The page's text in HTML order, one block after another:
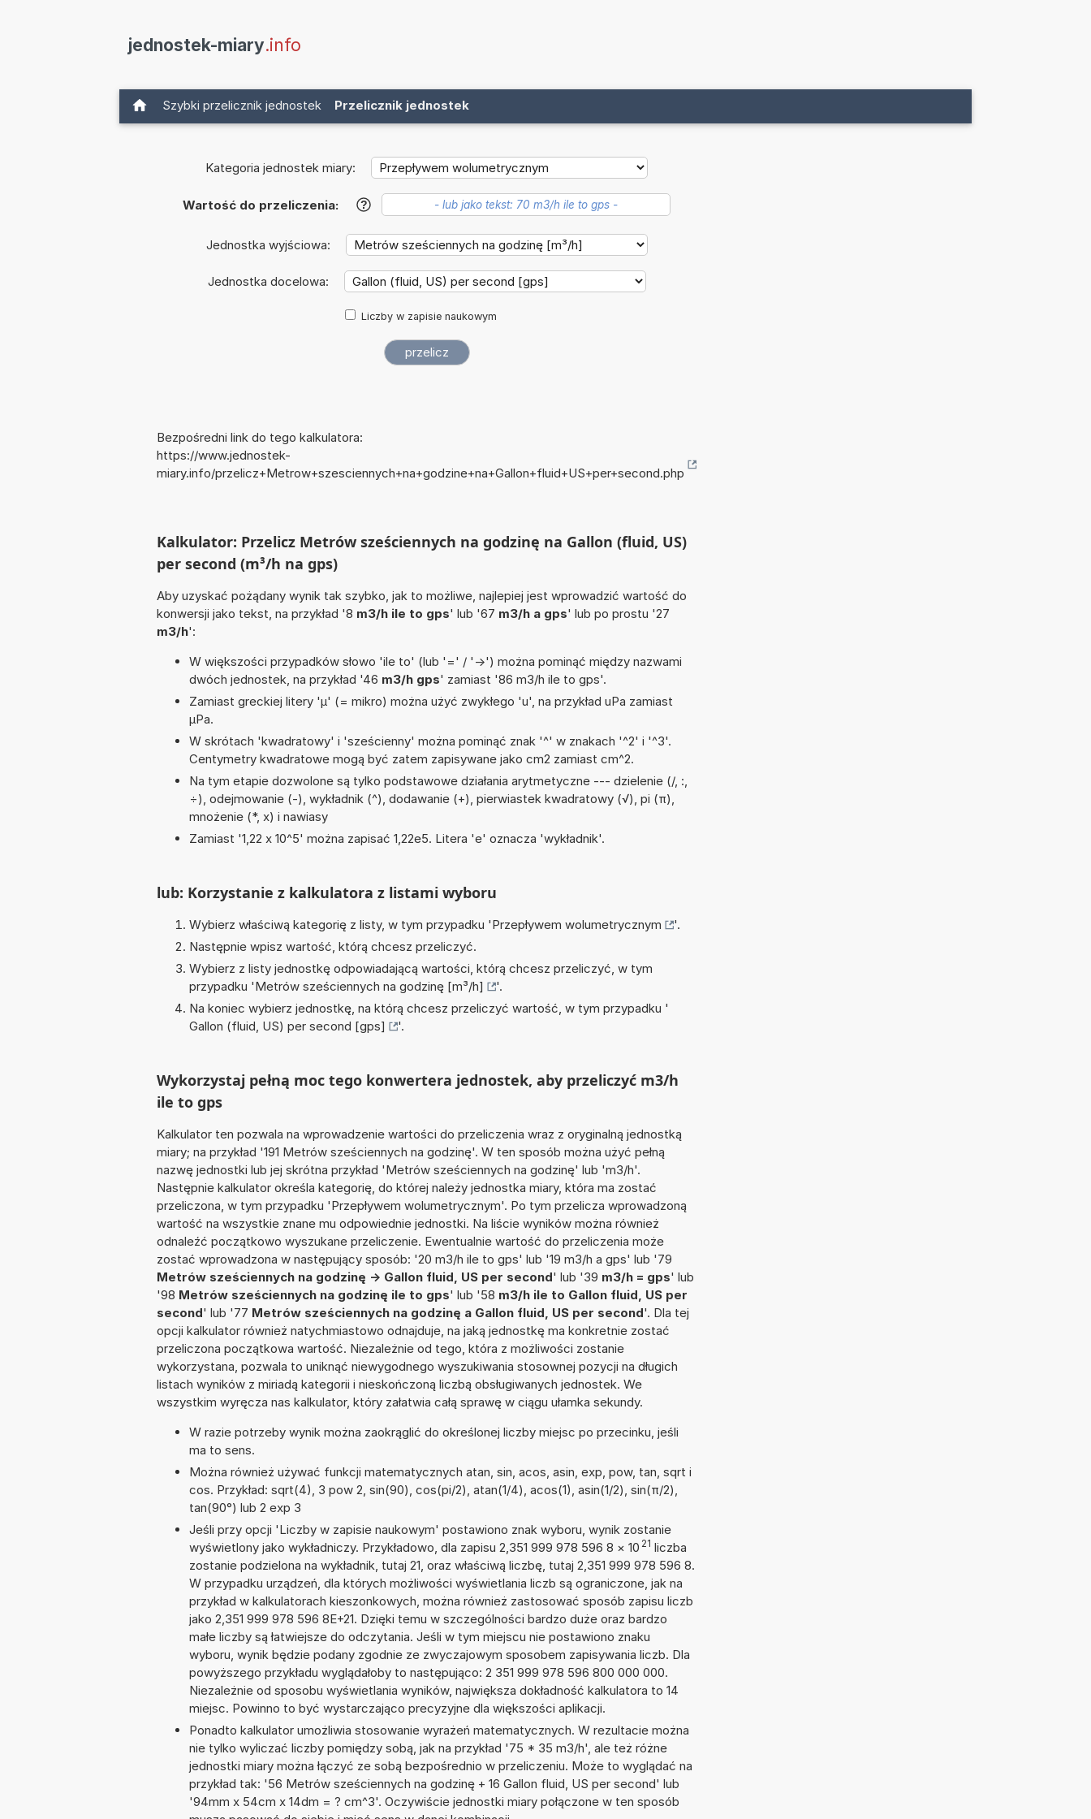
jednostek-miary.info
Szybki przelicznik jednostek Przelicznik jednostek
Kategoria jednostek miary:
Wartość do przeliczenia: ?
Jednostka wyjściowa:
Jednostka docelowa:
Liczby w zapisie naukowym
Bezpośredni link do tego kalkulatora:
https://www.jednostek-
miary.info/przelicz+Metrow+szesciennych+na+godzine+na+Gallon+fluid+US+per+second.php
Kalkulator: Przelicz Metrów sześciennych na godzinę na Gallon (fluid, US)
per second (m³/h na gps)
Aby uzyskać pożądany wynik tak szybko, jak to możliwe, najlepiej jest wprowadzić wartość do
konwersji jako tekst, na przykład '8 m3/h ile to gps' lub '67 m3/h a gps' lub po prostu '27
m3/h':
W większości przypadków słowo 'ile to' (lub '=' / '->') można pominąć między nazwami
dwóch jednostek, na przykład '46 m3/h gps' zamiast '86 m3/h ile to gps'.
Zamiast greckiej litery 'µ' (= mikro) można użyć zwykłego 'u', na przykład uPa zamiast
µPa.
W skrótach 'kwadratowy' i 'sześcienny' można pominąć znak '^' w znakach '^2' i '^3'.
Centymetry kwadratowe mogą być zatem zapisywane jako cm2 zamiast cm^2.
Na tym etapie dozwolone są tylko podstawowe działania arytmetyczne --- dzielenie (/, :,
÷), odejmowanie (-), wykładnik (^), dodawanie (+), pierwiastek kwadratowy (√), pi (π),
mnożenie (*, x) i nawiasy
Zamiast '1,22 x 10^5' można zapisać 1,22e5. Litera 'e' oznacza 'wykładnik'.
lub: Korzystanie z kalkulatora z listami wyboru
Wybierz właściwą kategorię z listy, w tym przypadku 'Przepływem wolumetrycznym
'.
Następnie wpisz wartość, którą chcesz przeliczyć.
Wybierz z listy jednostkę odpowiadającą wartości, którą chcesz przeliczyć, w tym
przypadku 'Metrów sześciennych na godzinę [m³/h]
'.
Na koniec wybierz jednostkę, na którą chcesz przeliczyć wartość, w tym przypadku '
Gallon (fluid, US) per second [gps]
'.
Wykorzystaj pełną moc tego konwertera jednostek, aby przeliczyć m3/h
ile to gps
Kalkulator ten pozwala na wprowadzenie wartości do przeliczenia wraz z oryginalną jednostką
miary; na przykład '191 Metrów sześciennych na godzinę'. W ten sposób można użyć pełną
nazwę jednostki lub jej skrótna przykład 'Metrów sześciennych na godzinę' lub 'm3/h'.
Następnie kalkulator określa kategorię, do której należy jednostka miary, która ma zostać
przeliczona, w tym przypadku 'Przepływem wolumetrycznym'. Po tym przelicza wprowadzoną
wartość na wszystkie znane mu odpowiednie jednostki. Na liście wyników można również
odnaleźć początkowo wyszukane przeliczenie. Ewentualnie wartość do przeliczenia może
zostać wprowadzona w następujący sposób: '20 m3/h ile to gps' lub '19 m3/h a gps' lub '79
Metrów sześciennych na godzinę -> Gallon fluid, US per second' lub '39 m3/h = gps' lub
'98 Metrów sześciennych na godzinę ile to gps' lub '58 m3/h ile to Gallon fluid, US per
second' lub '77 Metrów sześciennych na godzinę a Gallon fluid, US per second'. Dla tej
opcji kalkulator również natychmiastowo odnajduje, na jaką jednostkę ma konkretnie zostać
przeliczona początkowa wartość. Niezależnie od tego, która z możliwości zostanie
wykorzystana, pozwala to uniknąć niewygodnego wyszukiwania stosownej pozycji na długich
listach wyników z miriadą kategorii i nieskończoną liczbą obsługiwanych jednostek. We
wszystkim wyręcza nas kalkulator, który załatwia całą sprawę w ciągu ułamka sekundy.
W razie potrzeby wynik można zaokrąglić do określonej liczby miejsc po przecinku, jeśli
ma to sens.
Można również używać funkcji matematycznych atan, sin, acos, asin, exp, pow, tan, sqrt i
cos. Przykład: sqrt(4), 3 pow 2, sin(90), cos(pi/2), atan(1/4), acos(1), asin(1/2), sin(π/2),
tan(90°) lub 2 exp 3
Jeśli przy opcji 'Liczby w zapisie naukowym' postawiono znak wyboru, wynik zostanie
wyświetlony jako wykładniczy. Przykładowo, dla zapisu 2,351 999 978 596 8 × 10 21 liczba
zostanie podzielona na wykładnik, tutaj 21, oraz właściwą liczbę, tutaj 2,351 999 978 596 8.
W przypadku urządzeń, dla których możliwości wyświetlania liczb są ograniczone, jak na
przykład w kalkulatorach kieszonkowych, można również zastosować sposób zapisu liczb
jako 2,351 999 978 596 8E+21. Dzięki temu w szczególności bardzo duże oraz bardzo
małe liczby są łatwiejsze do odczytania. Jeśli w tym miejscu nie postawiono znaku
wyboru, wynik będzie podany zgodnie ze zwyczajowym sposobem zapisywania liczb. Dla
powyższego przykładu wyglądałoby to następująco: 2 351 999 978 596 800 000 000.
Niezależnie od sposobu wyświetlania wyników, największa dokładność kalkulatora to 14
miejsc. Powinno to być wystarczająco precyzyjne dla większości aplikacji.
Ponadto kalkulator umożliwia stosowanie wyrażeń matematycznych. W rezultacie można
nie tylko wyliczać liczby pomiędzy sobą, jak na przykład '75 * 35 m3/h', ale też różne
jednostki miary można łączyć ze sobą bezpośrednio w przeliczeniu. Może to wyglądać na
przykład tak: '56 Metrów sześciennych na godzinę + 16 Gallon fluid, US per second' lub
'94mm x 54cm x 14dm = ? cm^3'. Oczywiście jednostki miary połączone w ten sposób